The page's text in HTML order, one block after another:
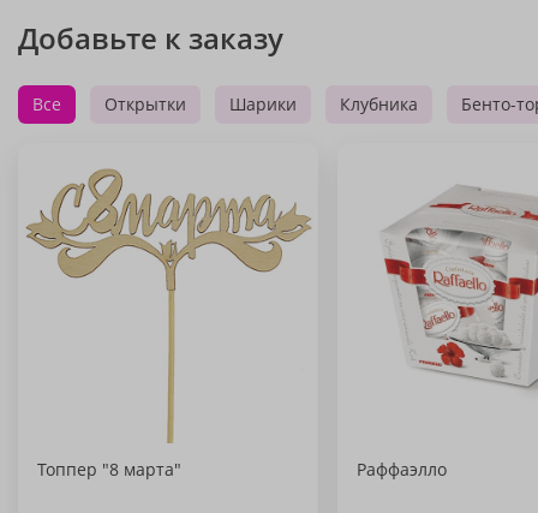
Добавьте к заказу
Все Открытки Шарики Клубника Бенто-
Топпер "8 марта" Раффаэлло